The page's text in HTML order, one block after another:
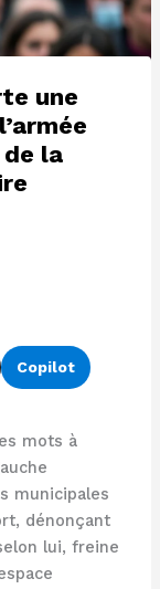
une
de la
Copilot
mots à
municipales
dénonçant
lui, freine